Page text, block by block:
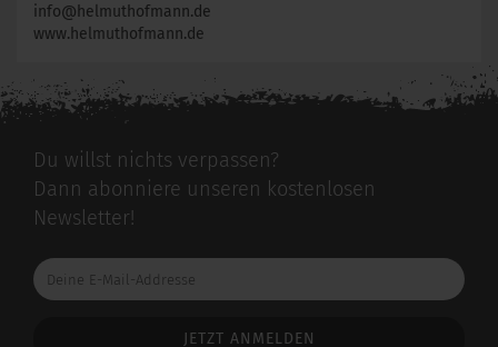
info@helmuthofmann.de
www.helmuthofmann.de
Du willst nichts verpassen?
Dann abonniere unseren kostenlosen
Newsletter!
Deine
E-